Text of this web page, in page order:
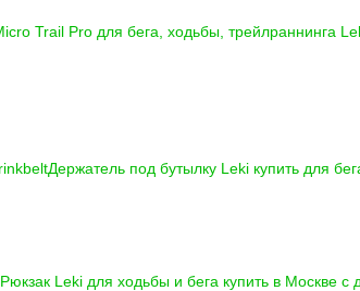
Trail Pro для бега, ходьбы, трейлраннинга
Держатель под бутылку Leki купить для
Рюкзак Leki для ходьбы и бега купить в Москве с